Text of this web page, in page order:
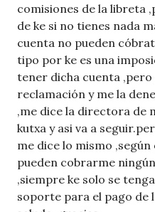
comisiones de la libreta
de ke si no tienes nada
cuenta no pueden
tipo por ke es una
tener dicha cuenta ,pero
reclamación y me la
,me dice la directora de
kutxa y asi va a
me dice lo mismo ,según
pueden cobrarme
,siempre ke solo se
soporte para el pago de